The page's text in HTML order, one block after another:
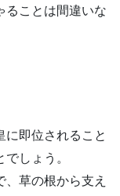
ることは間違いな
に即位されること
しょう。
、草の根から支え